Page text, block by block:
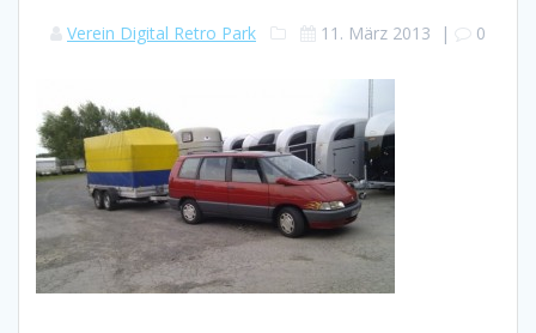
Verein Digital Retro Park 11. März 2013 | 0